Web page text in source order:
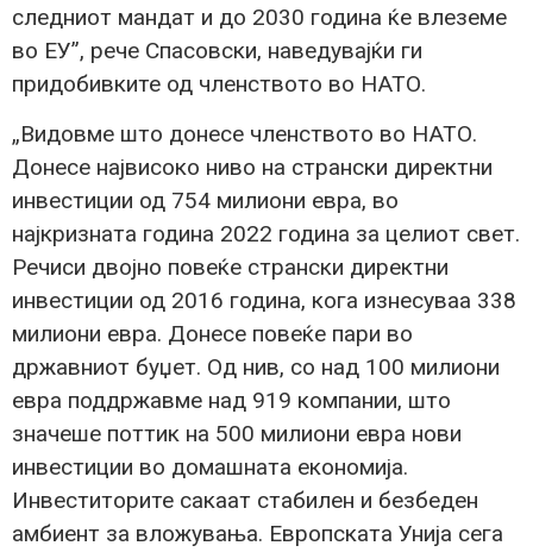
следниот мандат и до 2030 година ќе влеземе
во ЕУ”, рече Спасовски, наведувајќи ги
придобивките од членството во НАТО.
„Видовме што донесе членството во НАТО.
Донесе највисоко ниво на странски директни
инвестиции од 754 милиони евра, во
најкризната година 2022 година за целиот свет.
Речиси двојно повеќе странски директни
инвестиции од 2016 година, кога изнесуваа 338
милиони евра. Донесе повеќе пари во
државниот буџет. Од нив, со над 100 милиони
евра поддржавме над 919 компании, што
значеше поттик на 500 милиони евра нови
инвестиции во домашната економија.
Инвеститорите сакаат стабилен и безбеден
амбиент за вложувања. Европската Унија сега